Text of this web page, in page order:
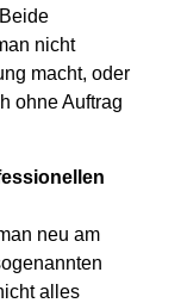
nicht
macht, oder
ohne Auftrag
neu am
alles